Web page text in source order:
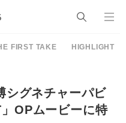
FIRST TAKE HIGHLIGHT
シグネチャーパビ
OPムービーに特